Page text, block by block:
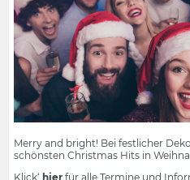
Merry and bright! Bei festlicher
schönsten Christmas Hits in
Klick‘ hier für alle Termine und